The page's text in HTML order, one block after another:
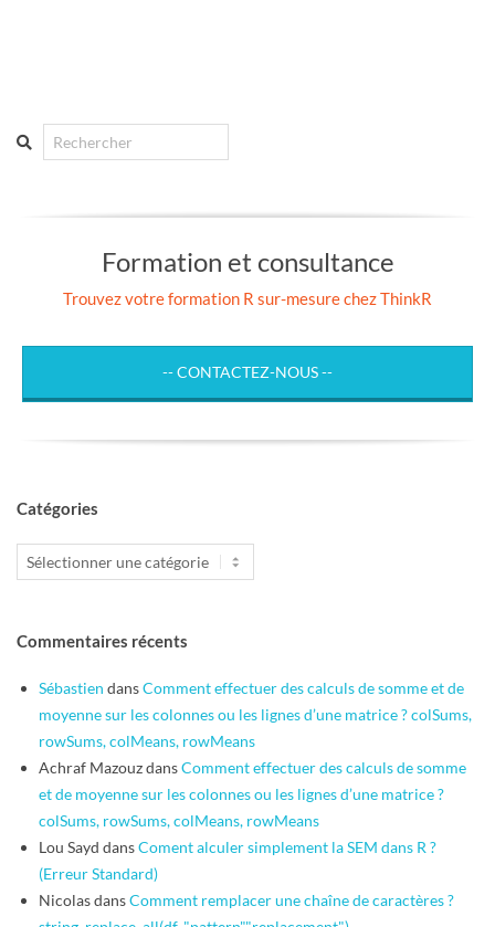
Search
Formation et consultance
Trouvez votre formation R sur-mesure chez ThinkR
-- CONTACTEZ-NOUS --
Catégories
Catégories
Commentaires récents
Sébastien dansComment effectuer des calculs de somme et de
moyenne sur les colonnes ou les lignes d’une matrice ? colSums,
rowSums, colMeans, rowMeans
Achraf MazouzdansComment effectuer des calculs de somme
et de moyenne sur les colonnes ou les lignes d’une matrice ?
colSums, rowSums, colMeans, rowMeans
Lou Sayd dansComent alculer simplement la SEM dans R ?
(Erreur Standard)
NicolasdansComment remplacer une chaîne de caractères ?